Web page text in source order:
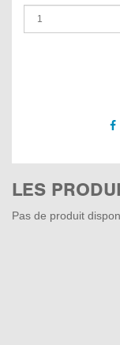
LES
Pas de produit